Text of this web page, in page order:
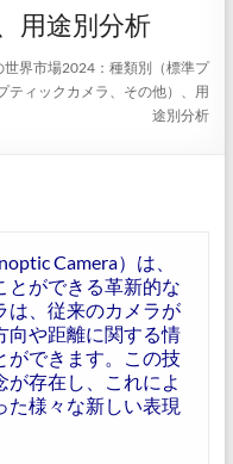
用途別分析
界市場2024：種類別（標準プ
ティックカメラ、その他）、用
途別分析
Camera）は、
とができる革新的な
は、従来のカメラが
向や距離に関する情
ができます。この技
存在し、これによ
た様々な新しい表現